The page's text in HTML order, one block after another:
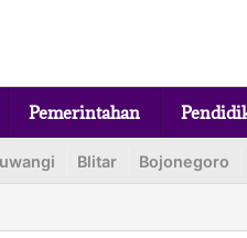
Pemerintahan
Blitar Bojonegoro